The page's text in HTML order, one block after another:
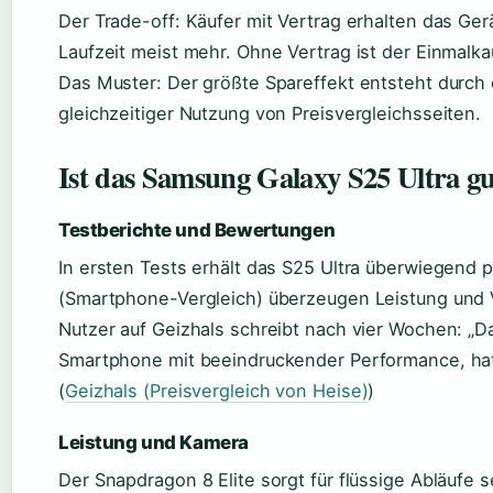
Der Trade-off: Käufer mit Vertrag erhalten das
Laufzeit meist mehr. Ohne Vertrag ist der
Das Muster: Der größte Spareffekt entsteht
gleichzeitiger Nutzung von Preisvergleichsseiten.
Ist das Samsung Galaxy S25 Ultra
Testberichte und Bewertungen
In ersten Tests erhält das S25 Ultra überwiegend
(Smartphone-Vergleich) überzeugen Leistung
Nutzer auf Geizhals schreibt nach vier Wochen:
Smartphone mit beeindruckender Performance,
(Geizhals (Preisvergleich von Heise))
Leistung und Kamera
Der Snapdragon 8 Elite sorgt für flüssige Abläufe